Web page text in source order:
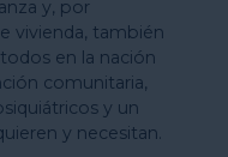
y, por
vivienda, también
en la nación
comunitaria,
y un
y necesitan.